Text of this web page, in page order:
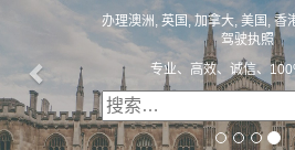
办理澳洲, 英国, 加拿大, 美国, 香
驾驶执照
专业、高效、诚信、